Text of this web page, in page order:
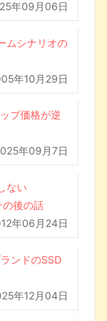
年09月06日
ムシナリオの
年10月29日
プ価格が逆
年09月7日
ない
の後の話
年06月24日
ンドのSSD
年12月04日